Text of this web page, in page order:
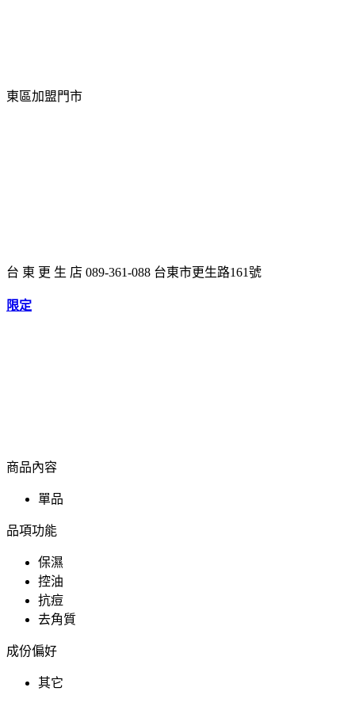
東區加盟門市
台 東 更 生 店 089-361-088 台東市更生路161號
限定
商品內容
單品
品項功能
保濕
控油
抗痘
去角質
成份偏好
其它